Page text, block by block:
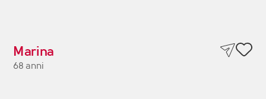
Marina
68 anni